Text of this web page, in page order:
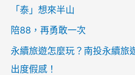
「泰」想來半山
陪88，再勇敢一次
永續旅遊怎麼玩？南投永續旅
出度假感！